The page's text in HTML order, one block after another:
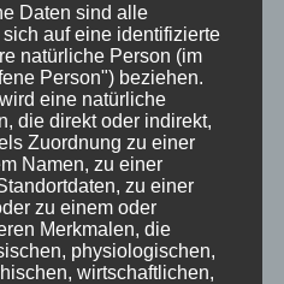
Daten sind alle
sich auf eine identifizierte
natürliche Person (im
Person") beziehen.
eine natürliche
die direkt oder indirekt,
Zuordnung zu einer
Namen, zu einer
zu einer
zu einem oder
Merkmalen, die
physiologischen,
wirtschaftlichen,